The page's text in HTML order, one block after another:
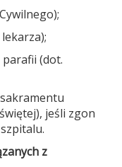
(dot.
jeśli zgon
z